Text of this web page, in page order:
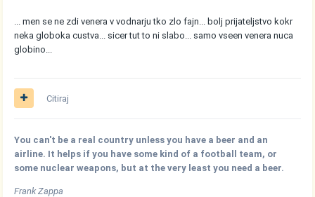
... men se ne zdi venera v vodnarju tko zlo fajn... bolj prijateljstvo kokr
neka globoka custva... sicer tut to ni slabo... samo vseen venera nuca
globino...
Citiraj
You can't be a real country unless you have a beer and an
airline. It helps if you have some kind of a football team, or
some nuclear weapons, but at the very least you need a beer.
Frank Zappa